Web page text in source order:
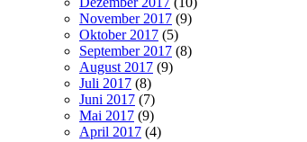
November 2017 (9)
Oktober 2017 (5)
September 2017 (8)
August 2017 (9)
Juli 2017 (8)
Juni 2017 (7)
Mai 2017 (9)
April 2017 (4)